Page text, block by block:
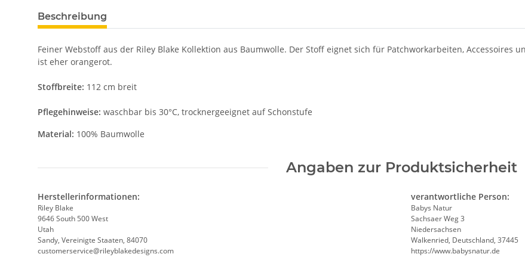
Beschreibung
Feiner Webstoff aus der Riley Blake Kollektion aus Baumwolle. Der Stoff eignet sich für Patchworkarbeiten, Accessoires
ist eher orangerot.
Stoffbreite: 112 cm breit
Pflegehinweise: waschbar bis 30°C, trocknergeeignet auf Schonstufe
Material: 100% Baumwolle
Angaben zur Produktsicherheit
Herstellerinformationen:
Riley Blake
9646 South 500 West
Utah
Sandy, Vereinigte Staaten, 84070
customerservice@rileyblakedesigns.com
verantwortliche Person:
Babys Natur
Sachsaer Weg 3
Niedersachsen
Walkenried, Deutschland, 37445
https://www.babysnatur.de